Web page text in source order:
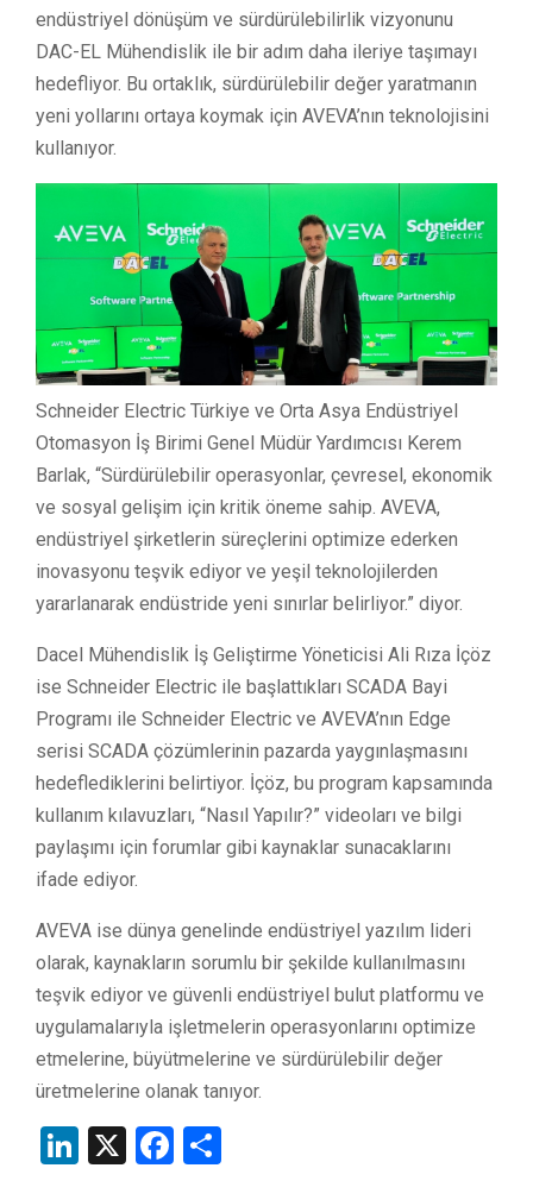
endüstriyel dönüşüm ve sürdürülebilirlik vizyonunu
DAC-EL Mühendislik ile bir adım daha ileriye taşımayı
hedefliyor. Bu ortaklık, sürdürülebilir değer yaratmanın
yeni yollarını ortaya koymak için AVEVA’nın teknolojisini
kullanıyor.
Schneider Electric Türkiye ve Orta Asya Endüstriyel
Otomasyon İş Birimi Genel Müdür Yardımcısı Kerem
Barlak, “Sürdürülebilir operasyonlar, çevresel, ekonomik
ve sosyal gelişim için kritik öneme sahip. AVEVA,
endüstriyel şirketlerin süreçlerini optimize ederken
inovasyonu teşvik ediyor ve yeşil teknolojilerden
yararlanarak endüstride yeni sınırlar belirliyor.” diyor.
Dacel Mühendislik İş Geliştirme Yöneticisi Ali Rıza İçöz
ise Schneider Electric ile başlattıkları SCADA Bayi
Programı ile Schneider Electric ve AVEVA’nın Edge
serisi SCADA çözümlerinin pazarda yaygınlaşmasını
hedeflediklerini belirtiyor. İçöz, bu program kapsamında
kullanım kılavuzları, “Nasıl Yapılır?” videoları ve bilgi
paylaşımı için forumlar gibi kaynaklar sunacaklarını
ifade ediyor.
AVEVA ise dünya genelinde endüstriyel yazılım lideri
olarak, kaynakların sorumlu bir şekilde kullanılmasını
teşvik ediyor ve güvenli endüstriyel bulut platformu ve
uygulamalarıyla işletmelerin operasyonlarını optimize
etmelerine, büyütmelerine ve sürdürülebilir değer
üretmelerine olanak tanıyor.
LinkedIn
X Facebook